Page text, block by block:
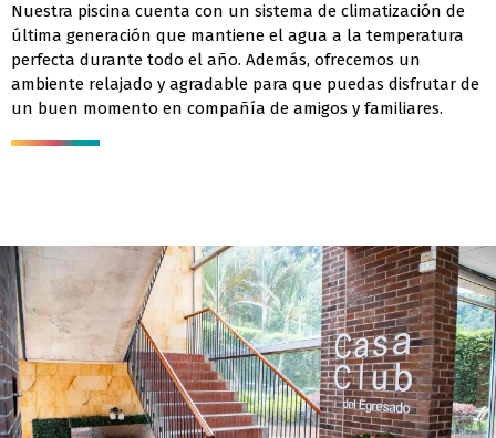
Nuestra piscina cuenta con un sistema de climatización de
última generación que mantiene el agua a la temperatura
perfecta durante todo el año. Además, ofrecemos un
ambiente relajado y agradable para que puedas disfrutar de
un buen momento en compañía de amigos y familiares.